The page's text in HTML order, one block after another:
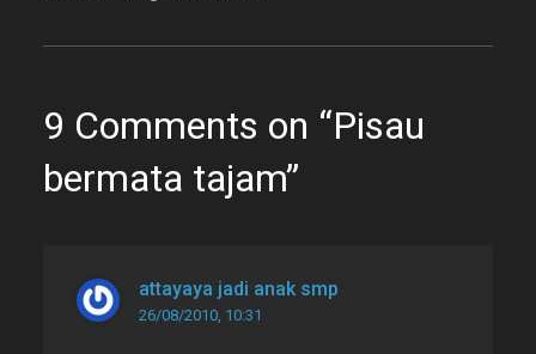
9 Comments on “Pisau
bermata tajam”
attayaya jadi anak smp
26/08/2010, 10:31